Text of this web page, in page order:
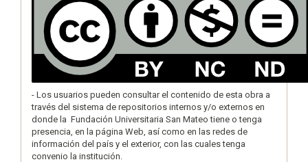
- Los usuarios pueden consultar el contenido de esta obra a
través del sistema de repositorios internos y/o externos en
donde la Fundación Universitaria San Mateo tiene o tenga
presencia, en la página Web, así como en las redes de
información del país y el exterior, con las cuales tenga
convenio la institución.